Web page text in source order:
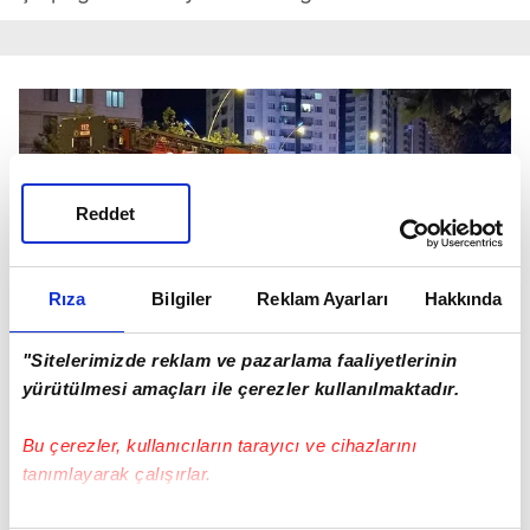
Rıza Bilgiler Reklam Ayarları Hakkında
"Sitelerimizde reklam ve pazarlama faaliyetlerinin
yürütülmesi amaçları ile çerezler kullanılmaktadır.
Bu çerezler, kullanıcıların tarayıcı ve cihazlarını
tanımlayarak çalışırlar.
Reddet
Durumu ağır olan Gündoğar ile B.Y., ilk
tedavilerinin ardından ambulanslarla hastaneye
kaldırıldı. Bu sırada itfaiye ekipleri alışveriş
merkezine giren iki araçta sıkışan sürücüler B.G